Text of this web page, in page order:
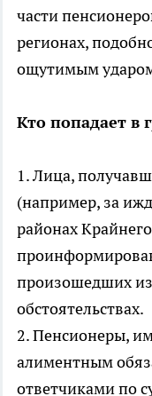
части
регионах,
ощутимым
Кто попадает в
1. Лица,
(например, за
районах
произошедших
обстоятельствах.
2. Пенсионеры,
алиментным
ответчиками по